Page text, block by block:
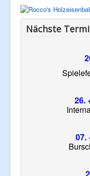
Nächste
26.
07.